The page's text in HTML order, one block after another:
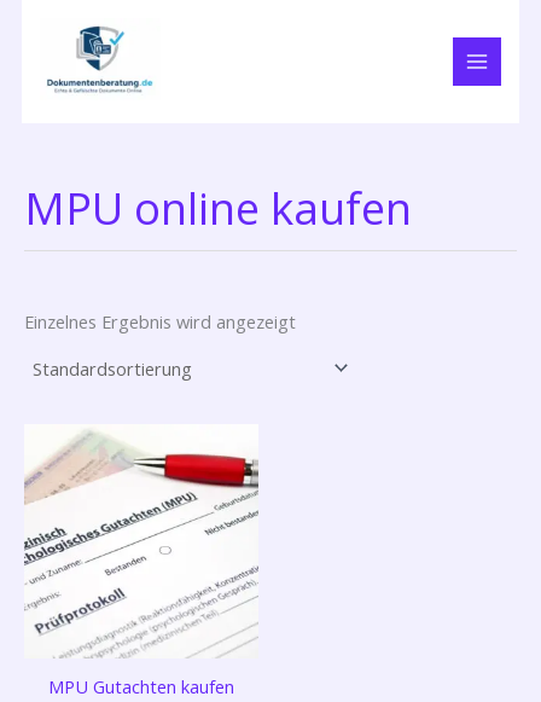
MPU online kaufen
Einzelnes Ergebnis wird angezeigt
MPU Gutachten kaufen